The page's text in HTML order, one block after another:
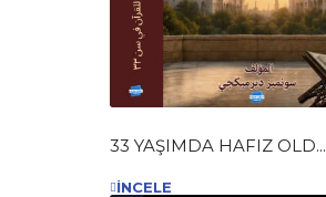
33 YAŞIMDA HAFIZ OLD...
İNCELE